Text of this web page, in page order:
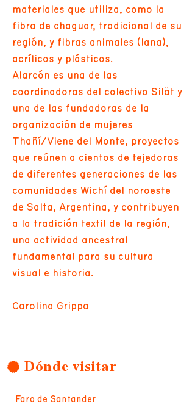
materiales que utiliza, como la
fibra de chaguar, tradicional de su
región, y fibras animales (lana),
acrílicos y plásticos.
Alarcón es una de las
coordinadoras del colectivo Silät y
una de las fundadoras de la
organización de mujeres
Thañí/Viene del Monte, proyectos
que reúnen a cientos de tejedoras
de diferentes generaciones de las
comunidades Wichí del noroeste
de Salta, Argentina, y contribuyen
a la tradición textil de la región,
una actividad ancestral
fundamental para su cultura
visual e historia.
Carolina Grippa
Dónde visitar
Faro de Santander